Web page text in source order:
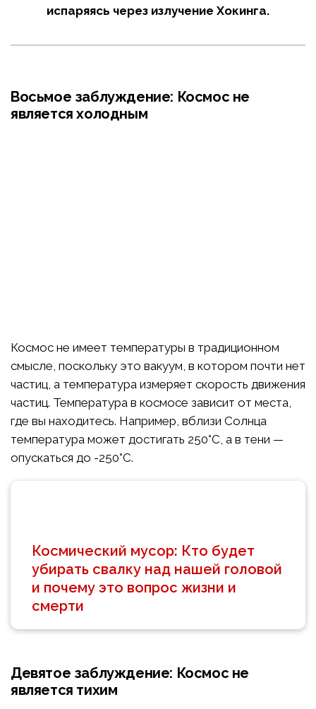
испаряясь через излучение Хокинга.
Восьмое заблуждение: Космос не
является холодным
Космос не имеет температуры в традиционном
смысле, поскольку это вакуум, в котором почти нет
частиц, а температура измеряет скорость движения
частиц. Температура в космосе зависит от места,
где вы находитесь. Например, вблизи Солнца
температура может достигать 250°C, а в тени —
опускаться до -250°C.
Космический мусор: Кто будет
убирать свалку над нашей головой
и почему это вопрос жизни и
смерти
Девятое заблуждение: Космос не
является тихим